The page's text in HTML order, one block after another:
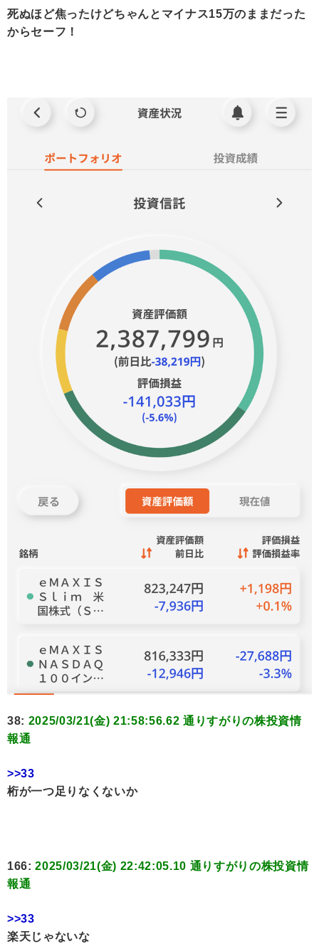
死ぬほど焦ったけどちゃんとマイナス15万のままだった
からセーフ！
38: 2025/03/21(金) 21:58:56.62 通りすがりの株投資情
報通
>>33
桁が一つ足りなくないか
166:2025/03/21(金) 22:42:05.10 通りすがりの株投資情
報通
>>33
楽天じゃないな